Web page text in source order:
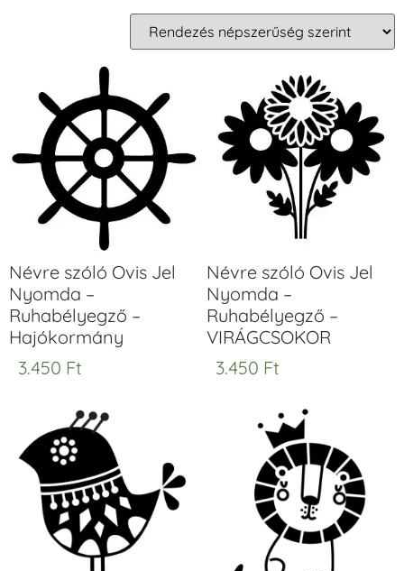
Névre szóló Ovis Jel
Nyomda –
Ruhabélyegző –
Hajókormány
3.450 Ft
Névre szóló Ovis Jel
Nyomda –
Ruhabélyegző –
VIRÁGCSOKOR
3.450 Ft